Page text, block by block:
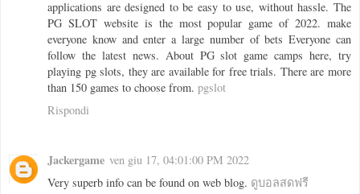
applications are designed to be easy to use, without hassle. The
PG SLOT website is the most popular game of 2022. make
everyone know and enter a large number of bets Everyone can
follow the latest news. About PG slot game camps here, try
playing pg slots, they are available for free trials. There are more
than 150 games to choose from. pgslot
Rispondi
Jackergame ven giu 17, 04:01:00 PM 2022
Very superb info can be found on web blog. ดูบอลสดฟรี